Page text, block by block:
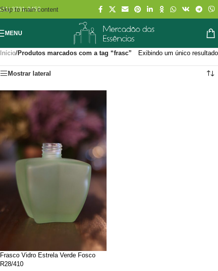
Skip to main content
(11) 3731-2452
MENU
Início/Produtos marcados com a tag “frasc” Exibindo um único resultado
Mostrar lateral
Frasco Vidro Estrela Verde Fosco
R28/410